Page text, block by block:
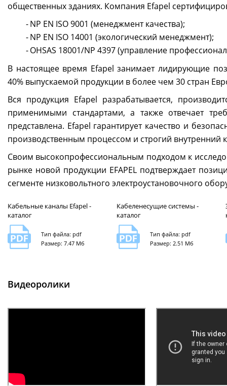
общественных зданиях. Компания Efapel
NP EN ISO 9001 (менеджмент качества);
NP EN ISO 14001 (экологический менеджмент);
OHSAS 18001/NP 4397 (управление
В настоящее время Efapel занимает лидирующие
40% выпускаемой продукции в более чем 30 стран
Вся продукция Efapel разрабатывается,
применимыми стандартами, а также отвечает
представлена. Efapel гарантирует качество и
производственным процессом и строгий внутренний
Своим высокопрофессиональным подходом к
рынке новой продукции EFAPEL подтверждает
сегменте низковольтного электроустановочного
Кабельные каналы Efapel -
каталог
Тип файла: pdf
Размер: 7.47 Мб
Кабеленесущие системы -
каталог
Тип файла: pdf
Размер: 2.51 Мб
Видеоролики